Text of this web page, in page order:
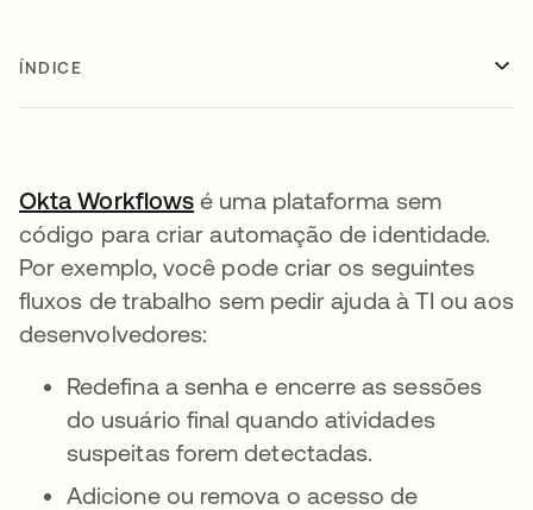
ÍNDICE
Okta Workflows é uma plataforma sem
código para criar automação de identidade.
Por exemplo, você pode criar os seguintes
fluxos de trabalho sem pedir ajuda à TI ou aos
desenvolvedores:
Redefina a senha e encerre as sessões
do usuário final quando atividades
suspeitas forem detectadas.
Adicione ou remova o acesso de